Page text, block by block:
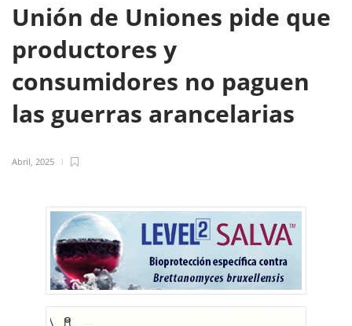
Unión de Uniones pide que
productores y
consumidores no paguen
las guerras arancelarias
Abril, 2025